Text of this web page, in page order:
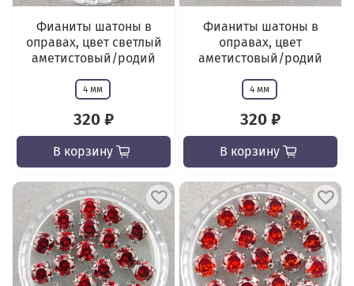
Фианиты шатоны в
оправах, цвет светлый
аметистовый/родий
4 мм
320 ₽
В корзину
Фианиты шатоны в
оправах, цвет
аметистовый/родий
4 мм
320 ₽
В корзину